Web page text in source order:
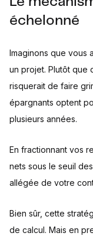
échelonné
Imaginons que vous
un projet. Plutôt que
risquerait de faire
épargnants optent
plusieurs années.
En fractionnant vos
nets sous le seuil
allégée de votre
Bien sûr, cette
de calcul. Mais en